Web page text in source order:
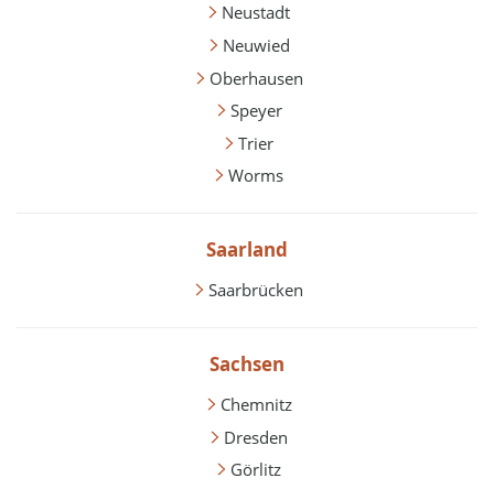
Neustadt
Neuwied
Oberhausen
Speyer
Trier
Worms
Saarland
Saarbrücken
Sachsen
Chemnitz
Dresden
Görlitz